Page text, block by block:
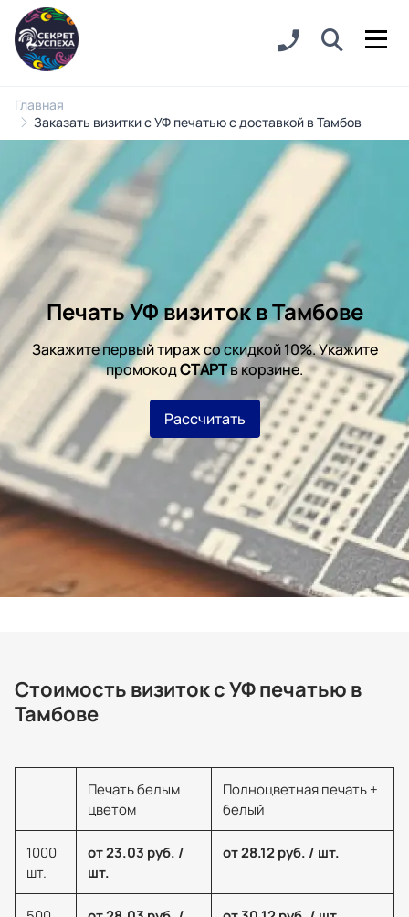
Главная
Заказать визитки с УФ печатью с доставкой в Тамбов
Печать УФ визиток в Тамбове
Закажите первый тираж со скидкой 10%. Укажите
промокодСТАРТв корзине.
Рассчитать
Стоимость визиток с УФ печатью в
Тамбове
Печать белым
цветом
Полноцветная печать +
белый
1000
шт.
от 23.03 руб. /
шт.
от 28.12 руб. / шт.